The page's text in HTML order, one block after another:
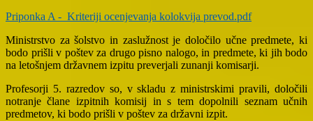
Priponka A - Kriteriji ocenjevanja kolokvija prevod.pdf
Ministrstvo za šolstvo in zaslužnost je določilo učne predmete, ki
bodo prišli v poštev za drugo pisno nalogo, in predmete, ki jih bodo
na letošnjem državnem izpitu preverjali zunanji komisarji.
Profesorji 5. razredov so, v skladu z ministrskimi pravili, določili
notranje člane izpitnih komisij in s tem dopolnili seznam učnih
predmetov, ki bodo prišli v poštev za državni izpit.